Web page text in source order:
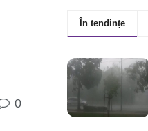
0
În tendințe